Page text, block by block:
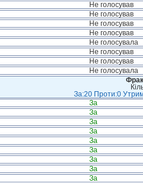
Не голосував
Не голосував
Не голосував
Не голосував
Не голосувала
Не голосував
Не голосував
Не голосувала
За:20 Проти:0
За
За
За
За
За
За
За
За
За